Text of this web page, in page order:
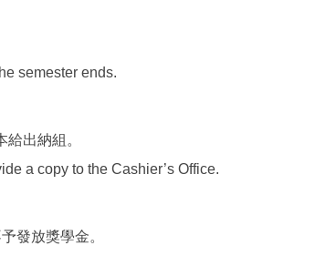
semester ends.
出納組。
a copy to the Cashier’s Office.
發放獎學金。